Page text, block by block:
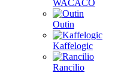
WACACO
Outin
Kaffelogic
Rancilio